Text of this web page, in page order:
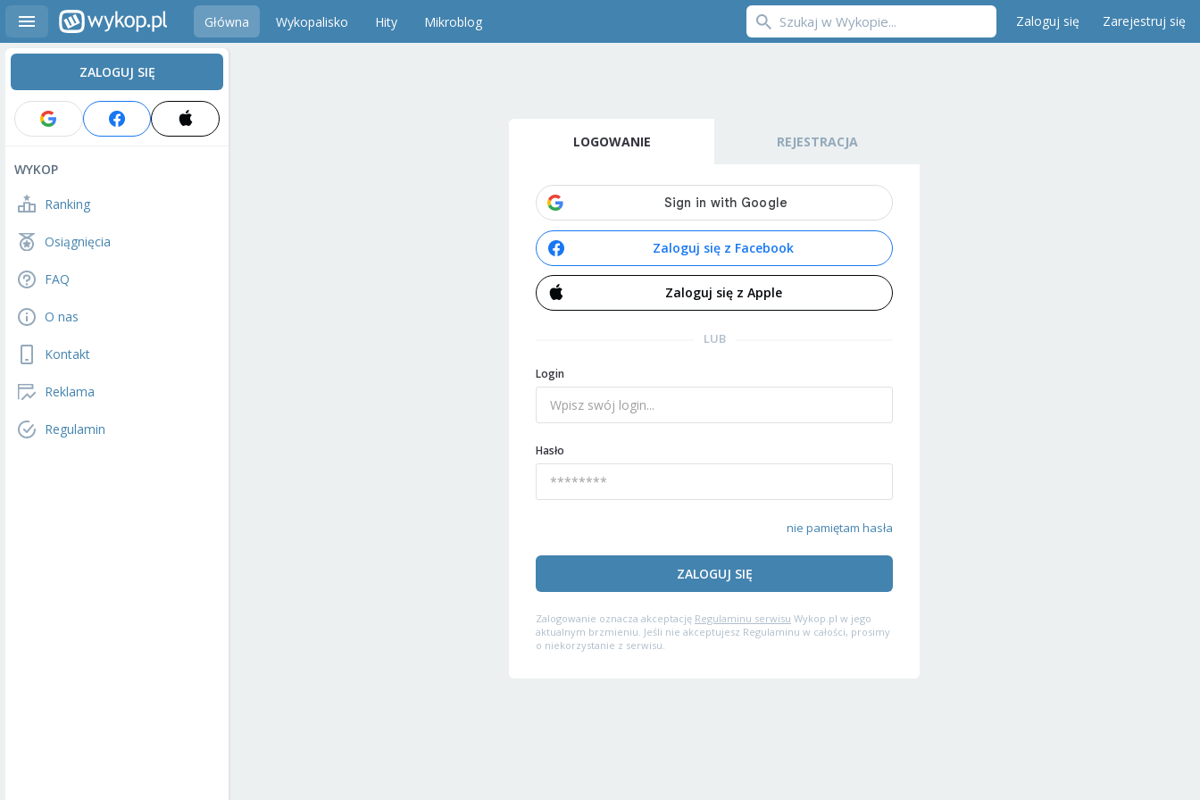
Główna Wykopalisko Hity Mikroblog Zaloguj się Zarejestruj się
ZALOGUJ SIĘ
WYKOP
Ranking
Osiągnięcia
FAQ
O nas
Kontakt
Reklama
Regulamin
LOGOWANIE REJESTRACJA
Zaloguj się z Facebook
Zaloguj się z Apple
LUB
Login
Hasło
nie pamiętam hasła
ZALOGUJ SIĘ
Zalogowanie oznacza akceptację Regulaminu serwisu Wykop.pl w jego
aktualnym brzmieniu. Jeśli nie akceptujesz Regulaminu w całości, prosimy
o niekorzystanie z serwisu.